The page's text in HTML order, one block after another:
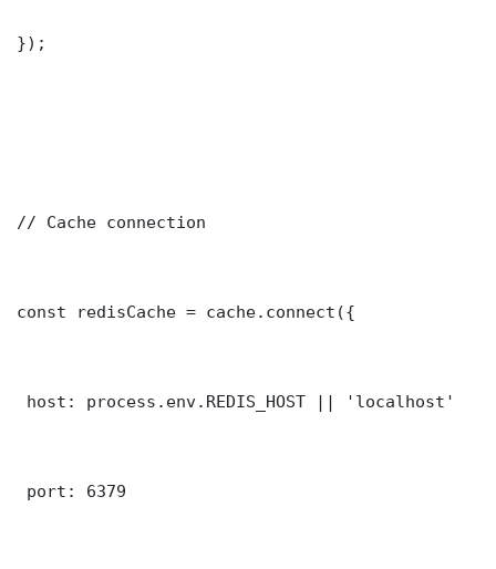
});
// Cache connection
const redisCache = cache.connect({
host: process.env.REDIS_HOST || 'localhost'
port: 6379